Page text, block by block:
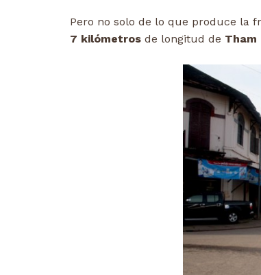
Pero no solo de lo que produce la
7 kilómetros de longitud de Tham